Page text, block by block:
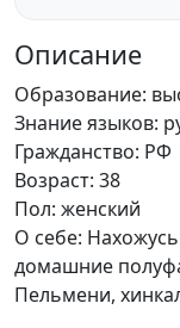
Описание
Образование:
Знание языков:
Гражданство: РФ
Возраст: 38
Пол: женский
О себе:
домашние
Пельмени,